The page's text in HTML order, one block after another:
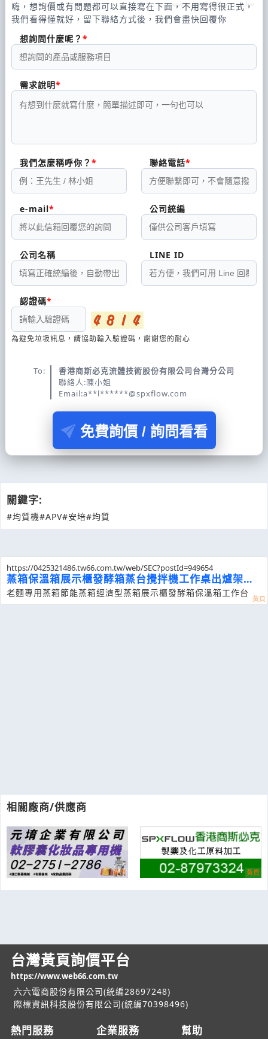
相關廠商/供應商
嗨，想詢價或有問題都可以直接寫在下面，不用寫得很正式，
我們看得懂就好，留下聯絡方式後，我們會盡快回覆你
想詢問什麼呢？
需求說明
我們怎麼稱呼你？ 聯絡電話
e-mail 公司統編
公司名稱 LINE ID
認證碼
為避免垃圾訊息，請協助輸入驗證碼，謝謝您的耐心
To:
香港商斯必克流體技術股份有限公司台灣分公司
聯絡人:陳小姐
Email:a**l******@spxflow.com
免費詢價 / 詢問看看
關鍵字:
#均質機#APV#安培#均質
https://0425321486.tw66.com.tw/web/SEC?postId=949654
蒸箱保溫箱展示櫃發酵箱蒸台攪拌機工作桌出爐架蒸
食機
老麵專用蒸箱節能蒸箱經濟型蒸箱展示櫃發酵箱保溫箱工作台
台灣黃頁詢價平台
https://www.web66.com.tw
六六電商股份有限公司(統編28697248)
際標資訊科技股份有限公司(統編70398496)
熱門服務 企業服務 幫助